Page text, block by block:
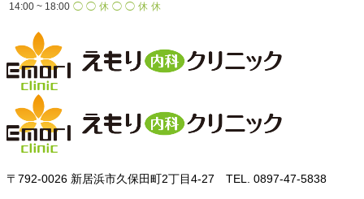
14:00 ~ 18:00 ◯ ◯ 休 ◯ ◯ 休 休
〒792-0026 新居浜市久保田町2丁目4-27 TEL. 0897-47-5838